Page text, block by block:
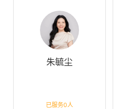
朱毓尘
已服务0人